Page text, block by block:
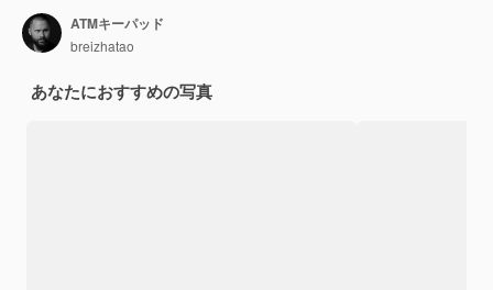
ATMキーパッド
breizhatao
あなたにおすすめの写真